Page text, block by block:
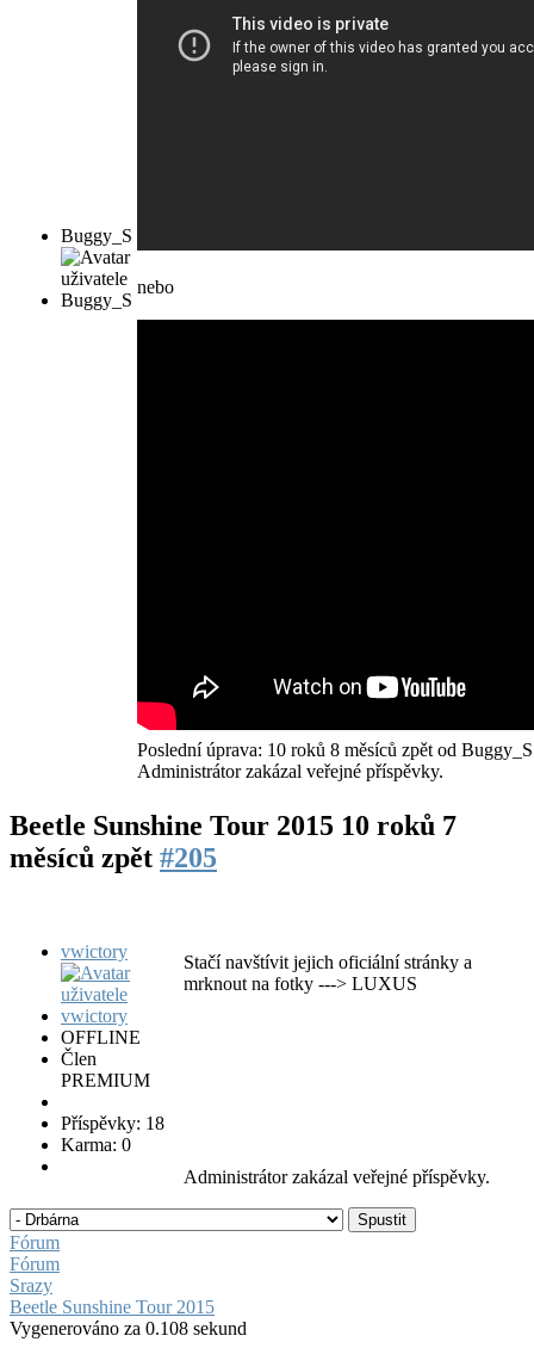
Buggy_S
nebo
Poslední úprava: 10 roků 8 měsíců zpět od Buggy_S
Administrátor zakázal veřejné příspěvky.
Beetle Sunshine Tour 2015 10 roků 7
měsíců zpět #205
vwictory
OFFLINE
Člen
PREMIUM
Příspěvky: 18
Karma: 0
Stačí navštívit jejich oficiální stránky a
mrknout na fotky ---> LUXUS
Administrátor zakázal veřejné příspěvky.
Fórum
Fórum
Srazy
Beetle Sunshine Tour 2015
Vygenerováno za 0.108 sekund